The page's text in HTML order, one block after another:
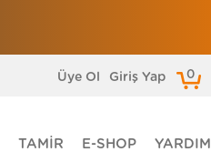
Üye Ol Giriş Yap 0
TAMİR E-SHOP YARDIM